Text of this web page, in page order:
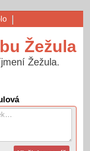
Žežula
Žežula.